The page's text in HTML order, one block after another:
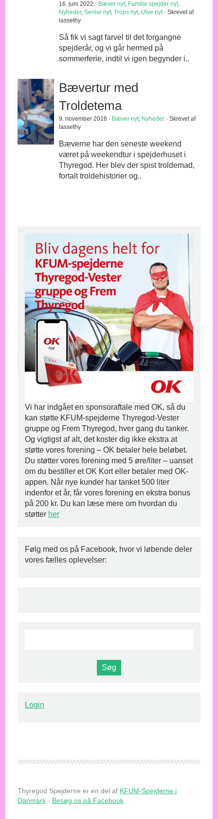
16. juni 2022 · Bæver nyt, Familie spejder nyt,
Nyheder,Senior nyt,Trops nyt, Ulve nyt· Skrevet af
lassethy
Så fik vi sagt farvel til det forgangne
spejderår, og vi går hermed på
sommerferie, indtil vi igen begynder i..
Bævertur med
Troldetema
9. november 2016 · Bæver nyt, Nyheder · Skrevet af
lassethy
Bæverne har den seneste weekend
været på weekendtur i spejderhuset i
Thyregod. Her blev der spist troldemad,
fortalt troldehistorier og..
Vi har indgået en sponsoraftale med OK, så du
kan støtte KFUM-spejderne Thyregod-Vester
gruppe og Frem Thyregod, hver gang du tanker.
Og vigtigst af alt, det koster dig ikke ekstra at
støtte vores forening – OK betaler hele beløbet.
Du støtter vores forening med 5 øre/liter – uanset
om du bestiller et OK Kort eller betaler med OK-
appen. Når nye kunder har tanket 500 liter
indenfor et år, får vores forening en ekstra bonus
på 200 kr. Du kan læse mere om hvordan du
støtter her
Følg med os på Facebook, hvor vi løbende deler
vores fælles oplevelser:
Login
Thyregod Spejderne er en del af KFUM-Spejderne i
Danmark · Besøg os på Facebook